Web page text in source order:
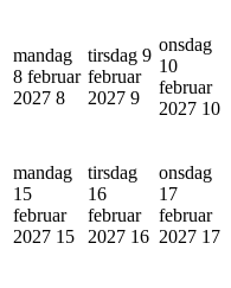
mandag
8 februar
2027 8
tirsdag 9
februar
2027 9
onsdag
10
februar
2027 10
mandag
15
februar
2027 15
tirsdag
16
februar
2027 16
onsdag
17
februar
2027 17